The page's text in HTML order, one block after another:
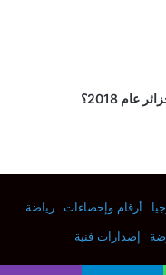
على إبداعك
الأداة بطرق
2018؟
أرقام وإحصاءات
رياضة
إصدارات فنية